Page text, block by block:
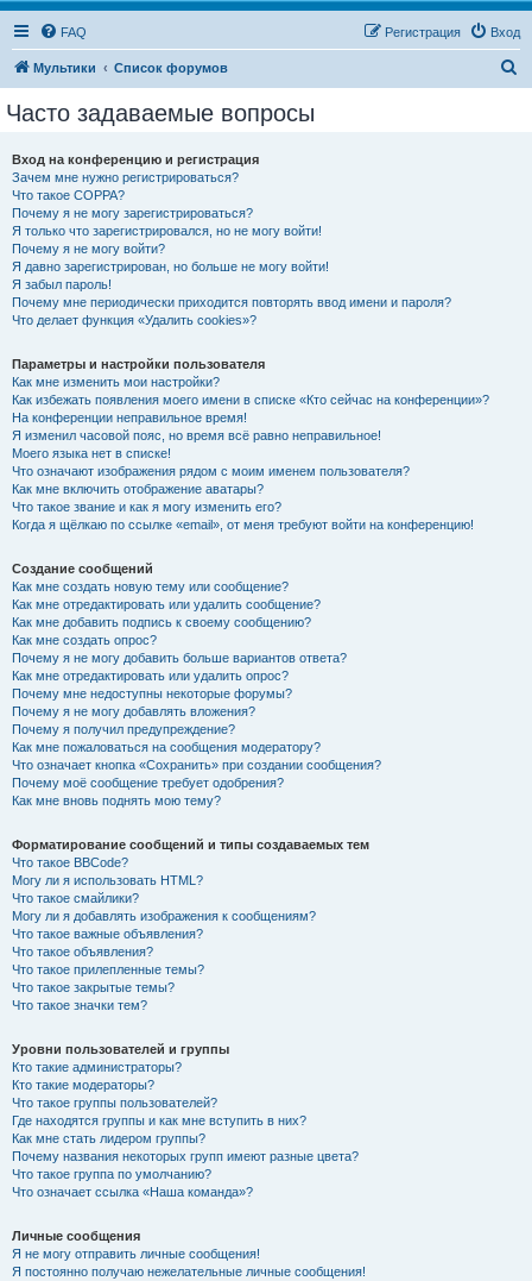
FAQ Вход
Регистрация
Мультики Список форумов
Часто задаваемые вопросы
Вход на конференцию и регистрация
Зачем мне нужно регистрироваться?
Что такое COPPA?
Почему я не могу зарегистрироваться?
Я только что зарегистрировался, но не могу войти!
Почему я не могу войти?
Я давно зарегистрирован, но больше не могу войти!
Я забыл пароль!
Почему мне периодически приходится повторять ввод имени и пароля?
Что делает функция «Удалить cookies»?
Параметры и настройки пользователя
Как мне изменить мои настройки?
Как избежать появления моего имени в списке «Кто сейчас на конференции»?
На конференции неправильное время!
Я изменил часовой пояс, но время всё равно неправильное!
Моего языка нет в списке!
Что означают изображения рядом с моим именем пользователя?
Как мне включить отображение аватары?
Что такое звание и как я могу изменить его?
Когда я щёлкаю по ссылке «email», от меня требуют войти на конференцию!
Создание сообщений
Как мне создать новую тему или сообщение?
Как мне отредактировать или удалить сообщение?
Как мне добавить подпись к своему сообщению?
Как мне создать опрос?
Почему я не могу добавить больше вариантов ответа?
Как мне отредактировать или удалить опрос?
Почему мне недоступны некоторые форумы?
Почему я не могу добавлять вложения?
Почему я получил предупреждение?
Как мне пожаловаться на сообщения модератору?
Что означает кнопка «Сохранить» при создании сообщения?
Почему моё сообщение требует одобрения?
Как мне вновь поднять мою тему?
Форматирование сообщений и типы создаваемых тем
Что такое BBCode?
Могу ли я использовать HTML?
Что такое смайлики?
Могу ли я добавлять изображения к сообщениям?
Что такое важные объявления?
Что такое объявления?
Что такое прилепленные темы?
Что такое закрытые темы?
Что такое значки тем?
Уровни пользователей и группы
Кто такие администраторы?
Кто такие модераторы?
Что такое группы пользователей?
Где находятся группы и как мне вступить в них?
Как мне стать лидером группы?
Почему названия некоторых групп имеют разные цвета?
Что такое группа по умолчанию?
Что означает ссылка «Наша команда»?
Личные сообщения
Я не могу отправить личные сообщения!
Я постоянно получаю нежелательные личные сообщения!